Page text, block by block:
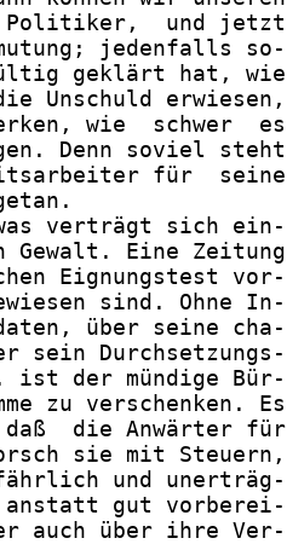
und jetzt
jedenfalls so-
geklärt hat, wie
Unschuld erwiesen,
wie  schwer  es
Denn soviel steht
für  seine
verträgt sich ein-
Gewalt. Eine Zeitung
Eignungstest vor-
sind. Ohne In-
über seine cha-
sein Durchsetzungs-
ist der mündige Bür-
zu verschenken. Es
die Anwärter für
sie mit Steuern,
und unerträg-
gut vorberei-
auch über ihre Ver-